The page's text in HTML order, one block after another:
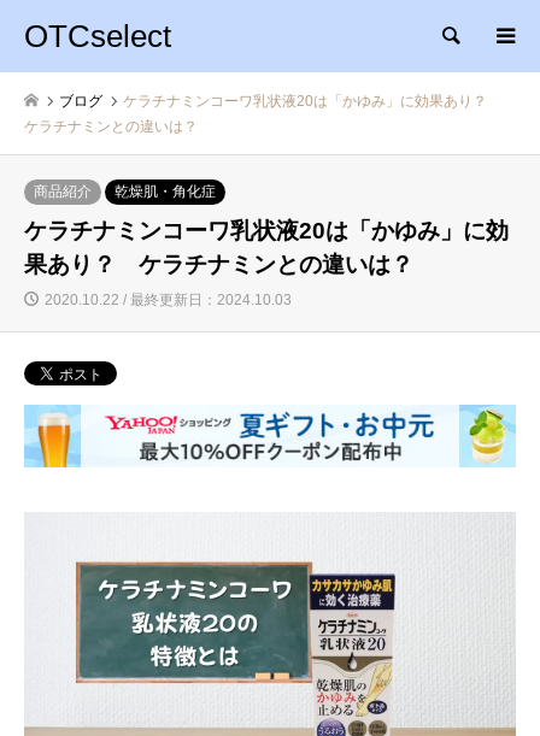
OTCselect 検索
ブログ
ケラチナミンコーワ乳状液20は「かゆみ」に効果あり？
ケラチナミンとの違いは？
商品紹介 乾燥肌・角化症
ケラチナミンコーワ乳状液20は「かゆみ」に効
果あり？ ケラチナミンとの違いは？
2020.10.22 / 最終更新日：2024.10.03